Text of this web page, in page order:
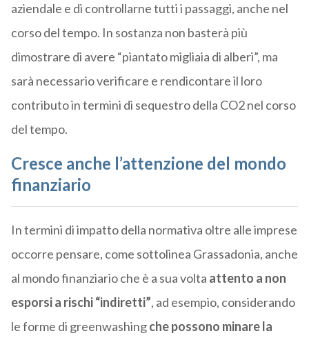
aziendale e di controllarne tutti i passaggi, anche nel
corso del tempo. In sostanza non basterà più
dimostrare di avere “piantato migliaia di alberi”, ma
sarà necessario verificare e rendicontare il loro
contributo in termini di sequestro della CO2 nel corso
del tempo.
Cresce anche l’attenzione del mondo
finanziario
In termini di impatto della normativa oltre alle imprese
occorre pensare, come sottolinea Grassadonia, anche
al mondo finanziario che è a sua volta attento a non
esporsi a rischi “indiretti”, ad esempio, considerando
le forme di greenwashingche possono minare la